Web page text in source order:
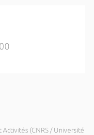
(CNRS / Université